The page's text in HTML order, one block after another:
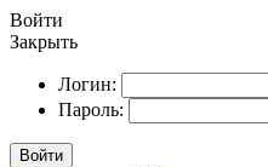
Войти
Закрыть
Логин:
Пароль:
Войти